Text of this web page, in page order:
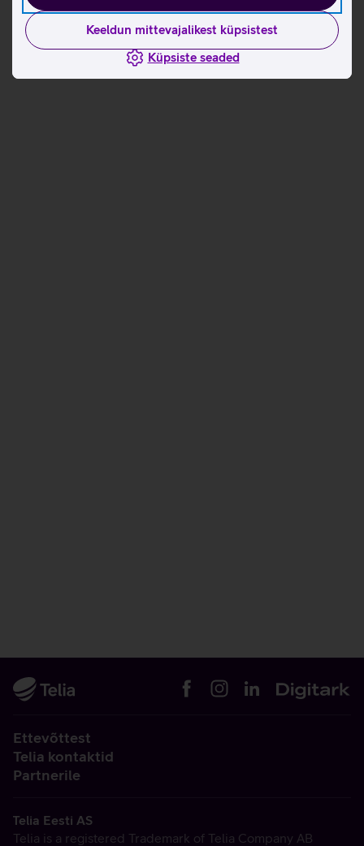
Keeldun mittevajalikest küpsistest
Küpsiste seaded
Ettevõttest
Telia kontaktid
Partnerile
Telia Eesti AS
Telia is a registered Trademark of Telia Company AB